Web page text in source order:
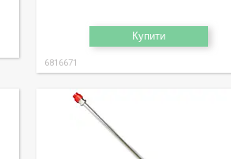
Купити
6816671